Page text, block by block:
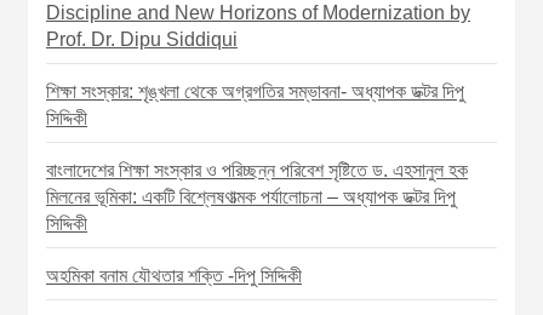
Discipline and New Horizons of Modernization by
Prof. Dr. Dipu Siddiqui
শিক্ষা সংস্কার: শৃঙ্খলা থেকে অগ্রগতির সম্ভাবনা- অধ্যাপক ডক্টর দিপু
সিদ্দিকী
বাংলাদেশের শিক্ষা সংস্কার ও পরিচ্ছন্ন পরিবেশ সৃষ্টিতে ড. এহসানুল হক
মিলনের ভূমিকা: একটি বিশ্লেষণাত্মক পর্যালোচনা – অধ্যাপক ডক্টর দিপু
সিদ্দিকী
অহমিকা বনাম যৌথতার শক্তি -দিপু সিদ্দিকী